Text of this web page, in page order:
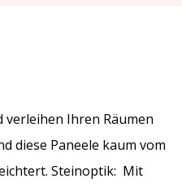
verleihen Ihren Räumen
diese Paneele kaum vom
Steinoptik: Mit